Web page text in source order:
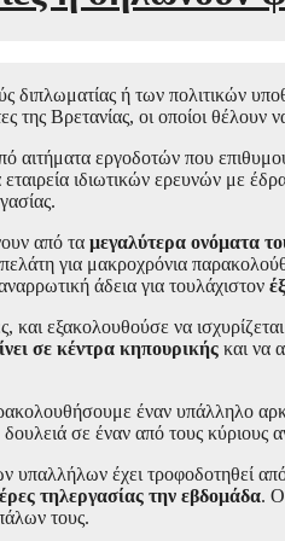
διπλωματίας ή των πολιτικών
της Βρετανίας, οι οποίοι
αιτήματα εργοδοτών που
ιδιωτικών ερευνών με
από τα μεγαλύτερα ονόματα
πελάτη για μακροχρόνια
άδεια για τουλάχιστον
εξακολουθούσε να ισχυρίζεται
σε κέντρα κηπουρικής και να
έναν υπάλληλο
σε έναν από τους κύριους
υπαλλήλων έχει τροφοδοτηθεί
τηλεργασίας την εβδομάδα.
τους.